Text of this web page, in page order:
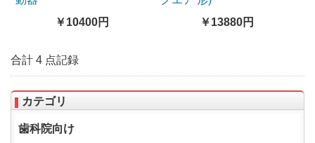
￥10400円
￥13880円
合計 4 点記録
カテゴリ
歯科院向け